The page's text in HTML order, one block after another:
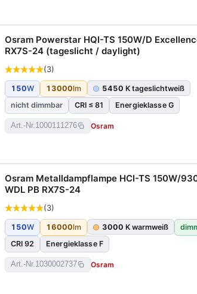
Osram Powerstar HQI-TS 150W/D
RX7S-24 (tageslicht / daylight)
(3)
150W 13000lm 5450 K tageslichtweiß
nicht dimmbar
CRI ≤ 81 Energieklasse G
Art.-Nr.1000111276 Osram
Osram Metalldampflampe HCI-TS 150W/
WDL PB RX7S-24
(3)
150W 16000lm 3000 K warmweiß
CRI 92
Energieklasse F
Art.-Nr.1030002737 Osram